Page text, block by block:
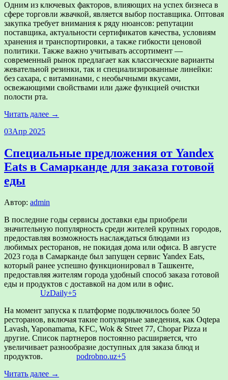
Одним из ключевых факторов, влияющих на успех бизнеса в
сфере торговли жвачкой, является выбор поставщика. Оптовая
закупка требует внимания к ряду нюансов: репутации
поставщика, актуальности сертификатов качества, условиям
хранения и транспортировки, а также гибкости ценовой
политики. Также важно учитывать ассортимент —
современный рынок предлагает как классические варианты
жевательной резинки, так и специализированные линейки:
без сахара, с витаминами, с необычными вкусами,
освежающими свойствами или даже функцией очистки
полости рта.
Читать далее →
03Апр 2025
Специальные предложения от Yandex
Eats в Самарканде для заказа готовой
еды
Автор: admin
В последние годы сервисы доставки еды приобрели
значительную популярность среди жителей крупных городов,
предоставляя возможность наслаждаться блюдами из
любимых ресторанов, не покидая дома или офиса. В августе
2023 года в Самарканде был запущен сервис Yandex Eats,
который ранее успешно функционировал в Ташкенте,
предоставляя жителям города удобный способ заказа готовой
еды и продуктов с доставкой на дом или в офис.
UzDaily+5
На момент запуска к платформе подключилось более 50
ресторанов, включая такие популярные заведения, как Oqtepa
Lavash, Yaponamama, KFC, Wok & Street 77, Chopar Pizza и
другие. Список партнеров постоянно расширяется, что
увеличивает разнообразие доступных для заказа блюд и
продуктов.
podrobno.uz+5
Читать далее →